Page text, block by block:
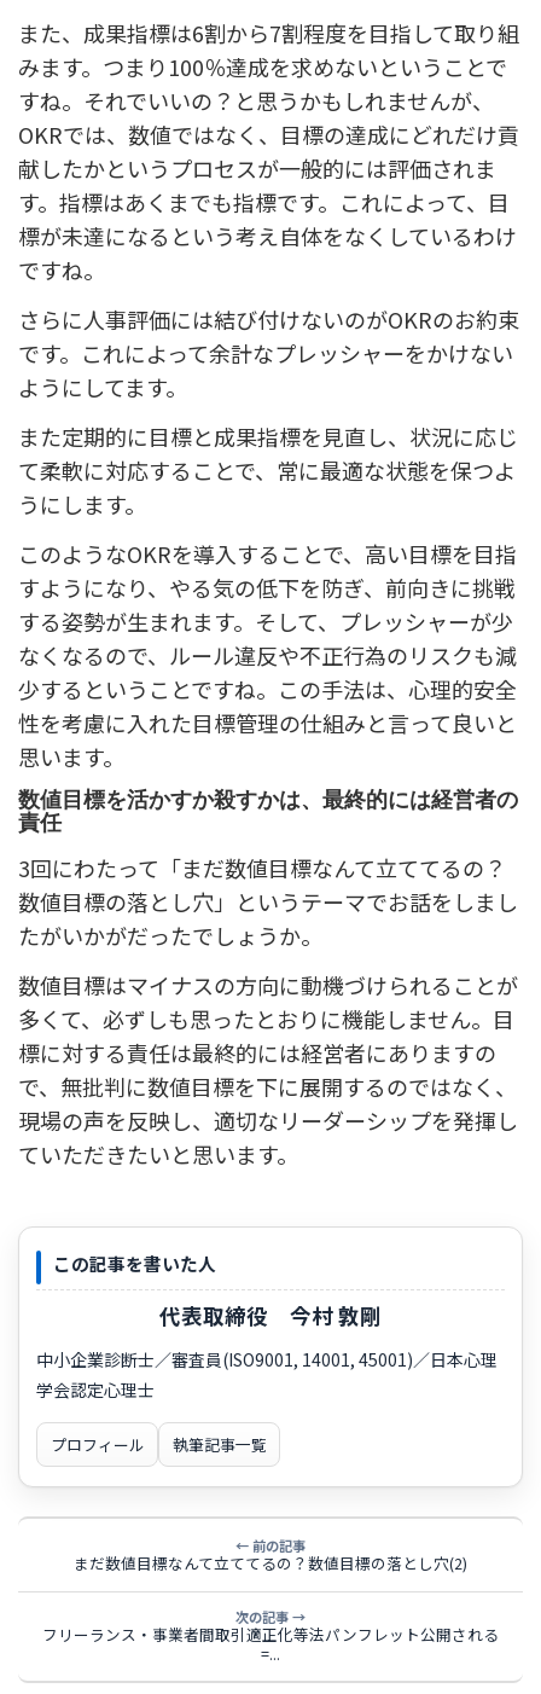
また、成果指標は6割から7割程度を目指して取り組
みます。つまり100％達成を求めないということで
すね。それでいいの？と思うかもしれませんが、
OKRでは、数値ではなく、目標の達成にどれだけ貢
献したかというプロセスが一般的には評価されま
す。指標はあくまでも指標です。これによって、目
標が未達になるという考え自体をなくしているわけ
ですね。
さらに人事評価には結び付けないのがOKRのお約束
です。これによって余計なプレッシャーをかけない
ようにしてます。
また定期的に目標と成果指標を見直し、状況に応じ
て柔軟に対応することで、常に最適な状態を保つよ
うにします。
このようなOKRを導入することで、高い目標を目指
すようになり、やる気の低下を防ぎ、前向きに挑戦
する姿勢が生まれます。そして、プレッシャーが少
なくなるので、ルール違反や不正行為のリスクも減
少するということですね。この手法は、心理的安全
性を考慮に入れた目標管理の仕組みと言って良いと
思います。
数値目標を活かすか殺すかは、最終的には経営者の
責任
3回にわたって「まだ数値目標なんて立ててるの？
数値目標の落とし穴」というテーマでお話をしまし
たがいかがだったでしょうか。
数値目標はマイナスの方向に動機づけられることが
多くて、必ずしも思ったとおりに機能しません。目
標に対する責任は最終的には経営者にありますの
で、無批判に数値目標を下に展開するのではなく、
現場の声を反映し、適切なリーダーシップを発揮し
ていただきたいと思います。
この記事を書いた人
代表取締役 今村 敦剛
中小企業診断士／審査員(ISO9001, 14001, 45001)／日本心理
学会認定心理士
プロフィール 執筆記事一覧
← 前の記事
まだ数値目標なんて立ててるの？数値目標の落とし穴(2)
次の記事 →
フリーランス・事業者間取引適正化等法パンフレット公開される
=...